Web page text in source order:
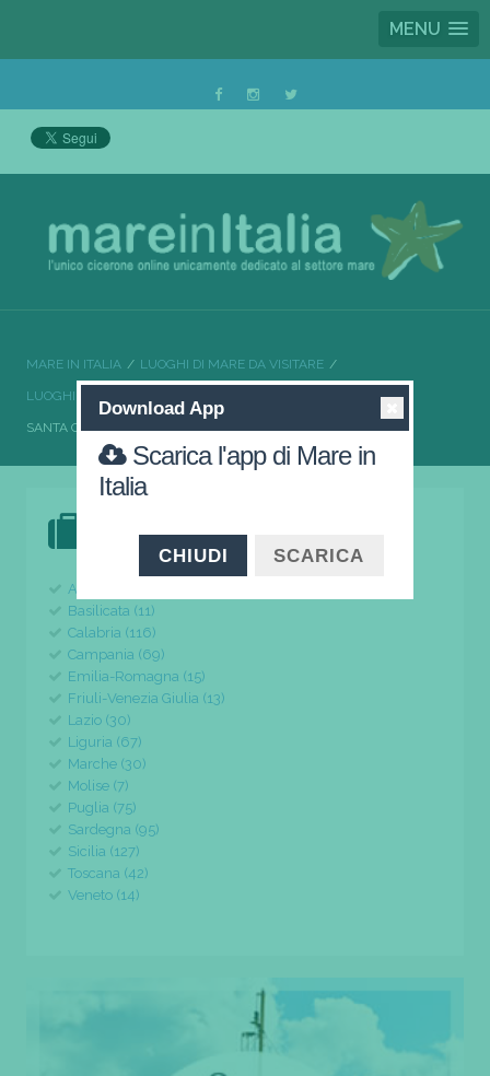
MENU
MARE IN ITALIA LUOGHI DI MARE DA VISITARE
LUOGHI DI MARE DA VISITARE PUGLIA
SANTA CESAREA TERME SPIAGGE DA SOGNO
Abruzzo (24)
Basilicata (11)
Calabria (116)
Campania (69)
Emilia-Romagna (15)
Friuli-Venezia Giulia (13)
Lazio (30)
Liguria (67)
Marche (30)
Molise (7)
Puglia (75)
Sardegna (95)
Sicilia (127)
Toscana (42)
Veneto (14)
Download App
Scarica l'app di Mare in
Italia
CHIUDI SCARICA